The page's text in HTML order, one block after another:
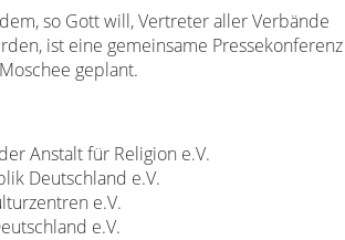
so Gott will, Vertreter aller Verbände
ist eine gemeinsame Pressekonferenz
geplant.
Anstalt für Religion e.V.
Deutschland e.V.
e.V.
e.V.